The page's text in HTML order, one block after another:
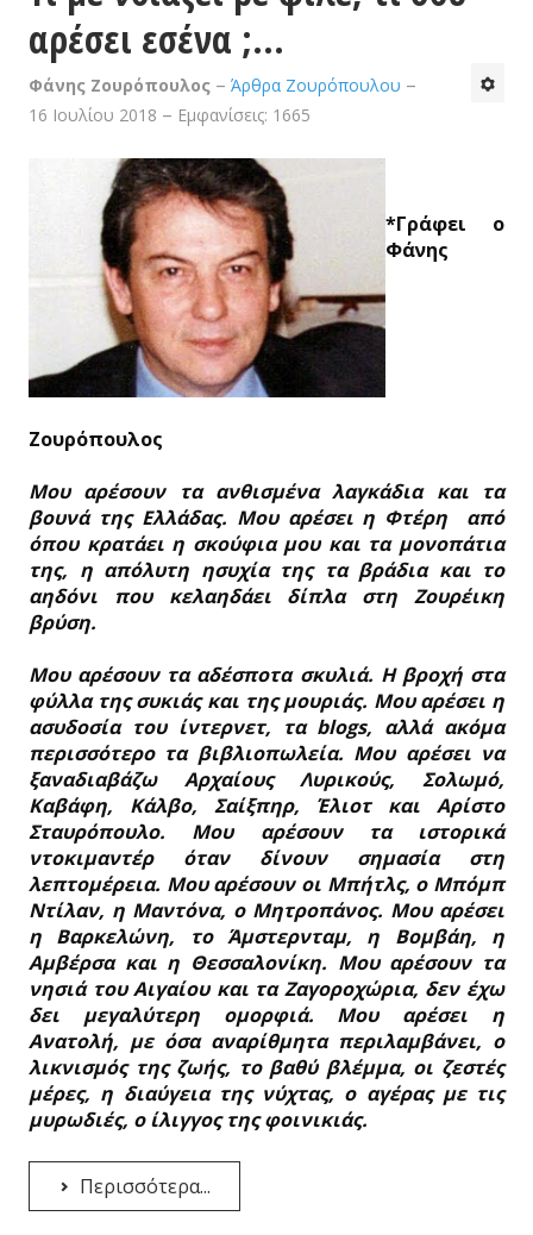
Ιστορικές
Καθημερινότητα
Αθλητικά
Προσωπικές
Κτίσματα
Τέχνες & Πολιτισμός
Βίντεο - Αρχείο FAZ
ΤΟ ΒΉΜΑ ΤΗΣ ΑΙΓΙΑΛΕΊΑΣ
ΕΠΙΚΟΙΝΩΝΊΑ
αρέσει εσένα ;…
Φάνης Ζουρόπουλος
Άρθρα Ζουρόπουλου
16 Ιουλίου 2018
Εμφανίσεις: 1665
*Γράφει ο
Φάνης
Ζουρόπουλος
Μου αρέσουν τα ανθισμένα λαγκάδια και τα
βουνά της Ελλάδας. Μου αρέσει η Φτέρη από
όπου κρατάει η σκούφια μου και τα μονοπάτια
της, η απόλυτη ησυχία της τα βράδια και το
αηδόνι που κελαηδάει δίπλα στη Ζουρέικη
βρύση.
Μου αρέσουν τα αδέσποτα σκυλιά. Η βροχή στα
φύλλα της συκιάς και της μουριάς. Μου αρέσει η
ασυδοσία του ίντερνετ, τα blogs, αλλά ακόμα
περισσότερο τα βιβλιοπωλεία. Μου αρέσει να
ξαναδιαβάζω Αρχαίους Λυρικούς, Σολωμό,
Καβάφη, Κάλβο, Σαίξπηρ, Έλιοτ και Αρίστο
Σταυρόπουλο. Μου αρέσουν τα ιστορικά
ντοκιμαντέρ όταν δίνουν σημασία στη
λεπτομέρεια. Μου αρέσουν οι Μπήτλς, ο Μπόμπ
Ντίλαν, η Μαντόνα, ο Μητροπάνος. Μου αρέσει
η Βαρκελώνη, το Άμστερνταμ, η Βομβάη, η
Αμβέρσα και η Θεσσαλονίκη. Μου αρέσουν τα
νησιά του Αιγαίου και τα Ζαγοροχώρια, δεν έχω
δει μεγαλύτερη ομορφιά. Μου αρέσει η
Ανατολή, με όσα αναρίθμητα περιλαμβάνει, ο
λικνισμός της ζωής, το βαθύ βλέμμα, οι ζεστές
μέρες, η διαύγεια της νύχτας, ο αγέρας με τις
μυρωδιές, ο ίλιγγος της φοινικιάς.
Περισσότερα...